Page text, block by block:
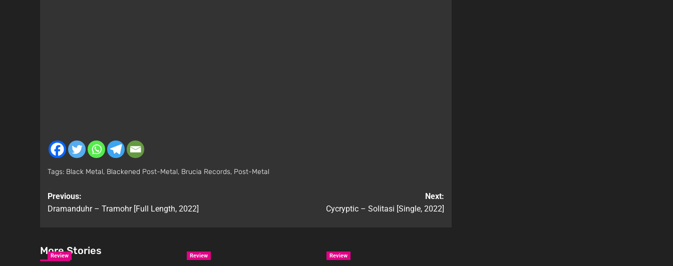
Tags: Black Metal, Blackened Post-Metal, Brucia Records, Post-Metal
Previous:
Dramanduhr – Tramohr [Full Length, 2022]
Next:
Cycryptic – Solitasi [Single, 2022]
More Stories
Review Review Review